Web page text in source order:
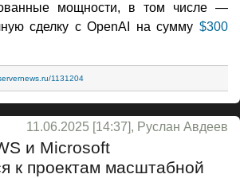
мощности, в том числе —
сделку с OpenAI на сумму $300
1131204
11.06.2025 [14:37], Руслан Авдеев
и Microsoft
к проектам масштабной